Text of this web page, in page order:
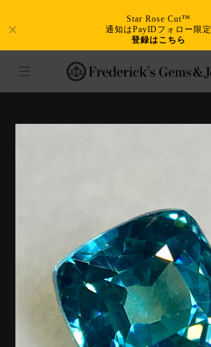
Star Rose Cut™
通知はPayIDフォロー限定
登録はこちら